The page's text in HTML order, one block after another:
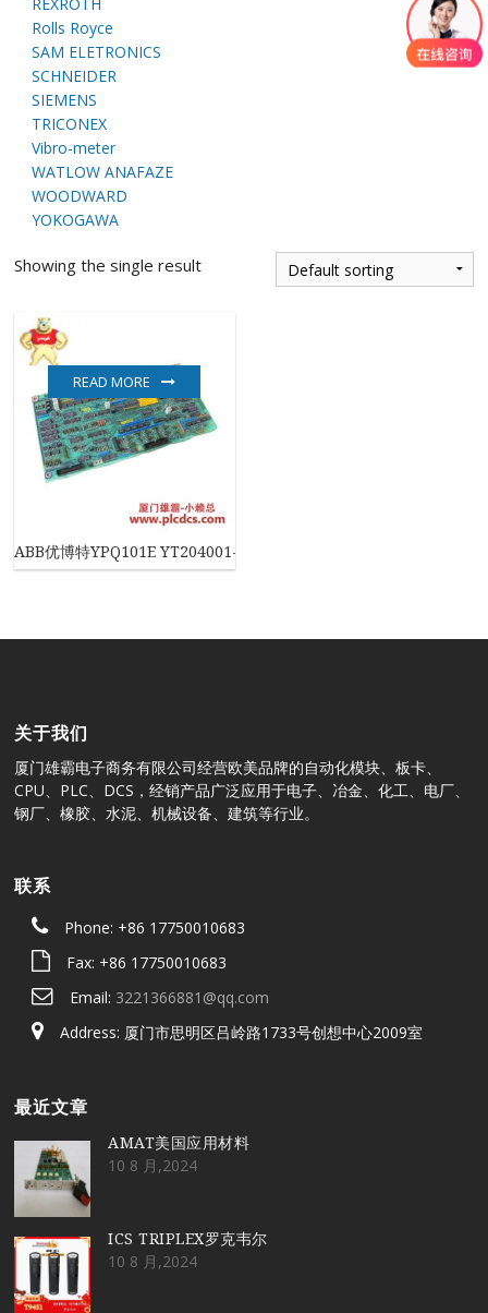
Rolls Royce
SAM ELETRONICS
SCHNEIDER
SIEMENS
TRICONEX
Vibro-meter
WATLOW ANAFAZE
WOODWARD
YOKOGAWA
Showing the single result
ABB优博特YPQ101E YT204001-FS机器人控制卡
READ MORE
关于我们
厦门雄霸电子商务有限公司经营欧美品牌的自动化模块、板卡、
CPU、PLC、DCS，经销产品广泛应用于电子、冶金、化工、电厂、
钢厂、橡胶、水泥、机械设备、建筑等行业。
联系
Phone: +86 17750010683
Fax: +86 17750010683
Email: 3221366881@qq.com
Address: 厦门市思明区吕岭路1733号创想中心2009室
最近文章
AMAT美国应用材料
10 8 月,2024
ICS TRIPLEX罗克韦尔
10 8 月,2024